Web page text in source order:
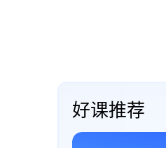
好课推荐